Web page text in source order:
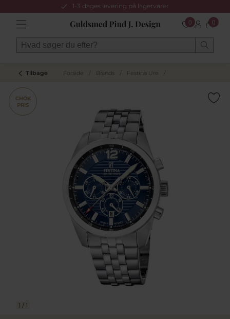
1-3 dages levering på lagervarer
0 0
Tilbage Forside Brands Festina Ure
CHOK
PRIS
1 / 1